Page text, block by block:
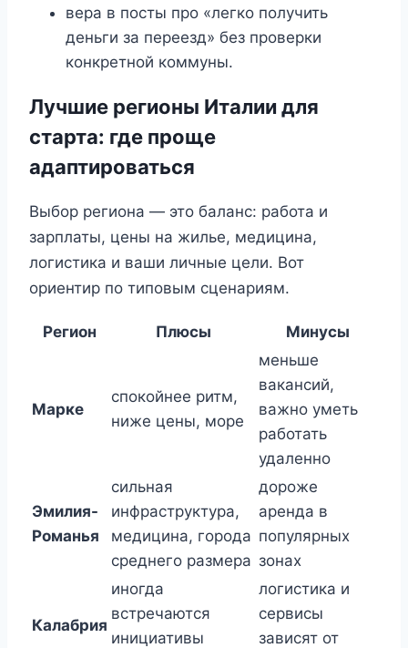
вера в посты про «легко получить
деньги за переезд» без проверки
конкретной коммуны.
Лучшие регионы Италии для
старта: где проще
адаптироваться
Выбор региона — это баланс: работа и
зарплаты, цены на жилье, медицина,
логистика и ваши личные цели. Вот
ориентир по типовым сценариям.
Регион Плюсы Минусы
Марке
спокойнее ритм,
ниже цены, море
меньше
вакансий,
важно уметь
работать
удаленно
Эмилия-
Романья
сильная
инфраструктура,
медицина, города
среднего размера
дороже
аренда в
популярных
зонах
Калабрия
иногда
встречаются
инициативы
логистика и
сервисы
зависят от